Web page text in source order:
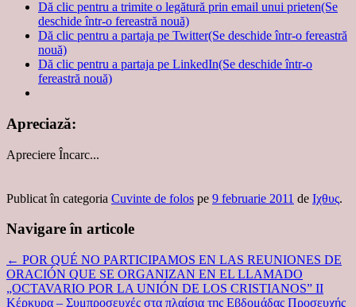
Dă clic pentru a trimite o legătură prin email unui prieten(Se
deschide într-o fereastră nouă)
Dă clic pentru a partaja pe Twitter(Se deschide într-o fereastră
nouă)
Dă clic pentru a partaja pe LinkedIn(Se deschide într-o
fereastră nouă)
Apreciază:
Apreciere Încarc...
Publicat în categoria Cuvinte de folos pe 9 februarie 2011 de Ιχθυς.
Navigare în articole
← POR QUÉ NO PARTICIPAMOS EN LAS REUNIONES DE
ORACIÓN QUE SE ORGANIZAN EN EL LLAMADO
„OCTAVARIO POR LA UNIÓN DE LOS CRISTIANOS” II
Κέρκυρα – Συμπροσευχές στα πλαίσια της Εβδομάδας Προσευχής